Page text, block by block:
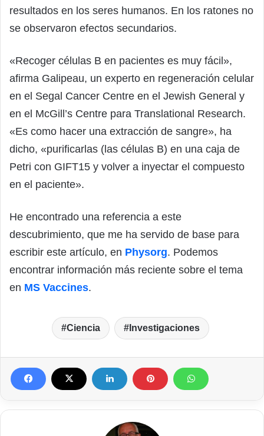
resultados en los seres humanos. En los ratones no
se observaron efectos secundarios.
«Recoger células B en pacientes es muy fácil»,
afirma Galipeau, un experto en regeneración celular
en el Segal Cancer Centre en el Jewish General y
en el McGill’s Centre para Translational Research.
«Es como hacer una extracción de sangre», ha
dicho, «purificarlas (las células B) en una caja de
Petri con GIFT15 y volver a inyectar el compuesto
en el paciente».
He encontrado una referencia a este
descubrimiento, que me ha servido de base para
escribir este artículo, en Physorg. Podemos
encontrar información más reciente sobre el tema
en MS Vaccines.
Ciencia Investigaciones